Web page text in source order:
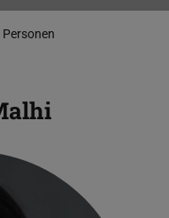
Personen